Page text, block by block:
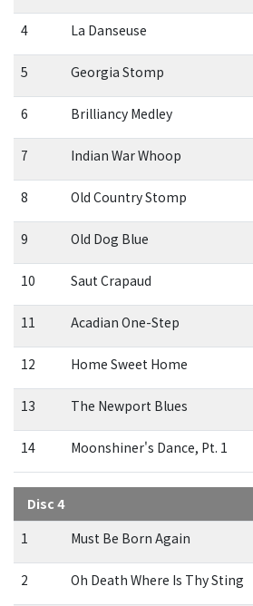
4 La Danseuse
5 Georgia Stomp
6 Brilliancy Medley
7 Indian War Whoop
8 Old Country Stomp
9 Old Dog Blue
10 Saut Crapaud
11 Acadian One-Step
12 Home Sweet Home
13 The Newport Blues
14 Moonshiner's Dance, Pt. 1
Disc 4
1
Must Be Born Again
2 Oh Death Where Is Thy Sting